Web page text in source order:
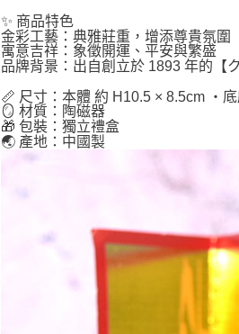
✨ 商品特色
金彩工藝：典雅莊重，增添尊貴氛圍
寓意吉祥：象徵開運、平安與繁盛
品牌背景：出自創立於 1893 年的【
📏 尺寸：本體 約 H10.5 × 8.5cm ・
🪞 材質：陶磁器
🎁 包裝：獨立禮盒
🌏 產地：中國製